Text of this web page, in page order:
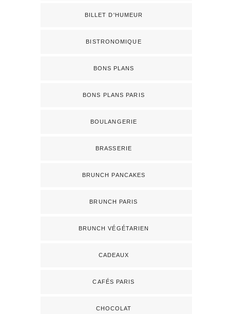
BILLET D'HUMEUR
BISTRONOMIQUE
BONS PLANS
BONS PLANS PARIS
BOULANGERIE
BRASSERIE
BRUNCH PANCAKES
BRUNCH PARIS
BRUNCH VÉGÉTARIEN
CADEAUX
CAFÉS PARIS
CHOCOLAT